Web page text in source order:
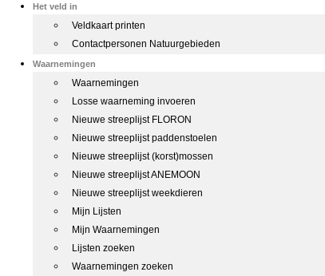
Het veld in
Veldkaart printen
Contactpersonen Natuurgebieden
Waarnemingen
Waarnemingen
Losse waarneming invoeren
Nieuwe streeplijst FLORON
Nieuwe streeplijst paddenstoelen
Nieuwe streeplijst (korst)mossen
Nieuwe streeplijst ANEMOON
Nieuwe streeplijst weekdieren
Mijn Lijsten
Mijn Waarnemingen
Lijsten zoeken
Waarnemingen zoeken